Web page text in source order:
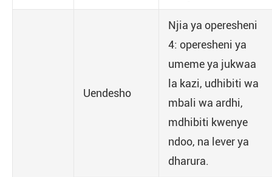
Uendesho
Njia ya operesheni
4: operesheni ya
umeme ya jukwaa
la kazi, udhibiti wa
mbali wa ardhi,
mdhibiti kwenye
ndoo, na lever ya
dharura.